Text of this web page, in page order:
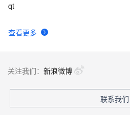
查看更多
qt
关注我们： 新浪微博
联系我们